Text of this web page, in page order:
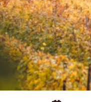
San Leonardo